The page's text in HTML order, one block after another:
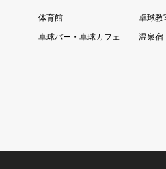
体育館 卓球教
卓球バー・卓球カフェ
温泉宿